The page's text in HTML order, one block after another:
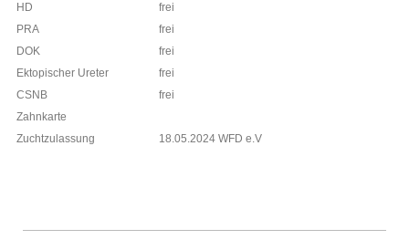
HD
frei
PRA
frei
DOK
frei
Ektopischer Ureter
frei
CSNB
frei
Zahnkarte
Zuchtzulassung
18.05.2024 WFD e.V